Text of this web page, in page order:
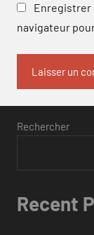
Enregistrer
navigateur
Rechercher
Recent